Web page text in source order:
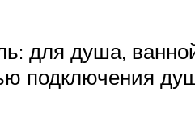
для душа,
подключения